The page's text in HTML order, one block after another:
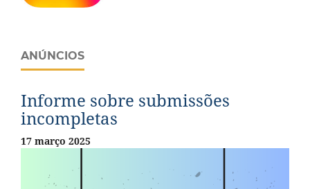
ANÚNCIOS
Informe sobre submissões
incompletas
17 março 2025